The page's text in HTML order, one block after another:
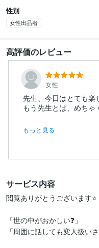
性別
女性出品者
高評価のレビュー
女性
先生、今日はとても楽
もっと見る
サービス内容
閲覧ありがとうございます⭐️
「世の中がおかしい❓」
「周囲に話しても変人扱い